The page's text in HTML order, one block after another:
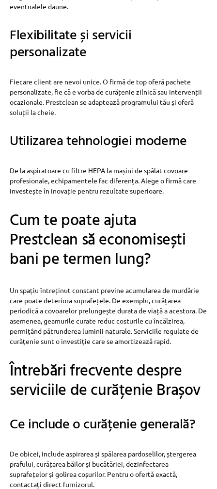
eventualele daune.
Flexibilitate și servicii
personalizate
Fiecare client are nevoi unice. O firmă de top oferă pachete
personalizate, fie că e vorba de curățenie zilnică sau intervenții
ocazionale. Prestclean se adaptează programului tău și oferă
soluții la cheie.
Utilizarea tehnologiei moderne
De la aspiratoare cu filtre HEPA la mașini de spălat covoare
profesionale, echipamentele fac diferența. Alege o firmă care
investește în inovație pentru rezultate superioare.
Cum te poate ajuta
Prestclean să economisești
bani pe termen lung?
Un spațiu întreținut constant previne acumularea de murdărie
care poate deteriora suprafețele. De exemplu, curățarea
periodică a covoarelor prelungește durata de viață a acestora. De
asemenea, geamurile curate reduc costurile cu încălzirea,
permițând pătrunderea luminii naturale. Serviciile regulate de
curățenie sunt o investiție care se amortizează rapid.
Întrebări frecvente despre
serviciile de curățenie Brașov
Ce include o curățenie generală?
De obicei, include aspirarea și spălarea pardoselilor, ștergerea
prafului, curățarea băilor și bucătăriei, dezinfectarea
suprafețelor și golirea coșurilor. Pentru o ofertă exactă,
contactați direct furnizorul.